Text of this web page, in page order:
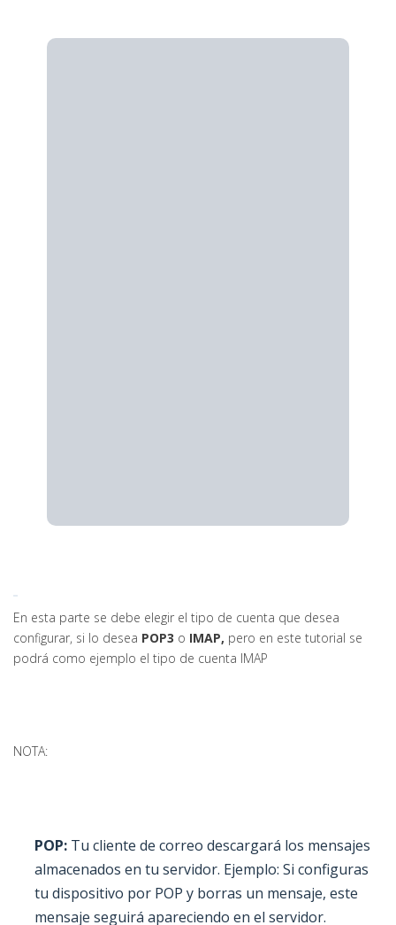
En esta parte se debe elegir el tipo de cuenta que desea
configurar, si lo desea POP3 o IMAP, pero en este tutorial se
podrá como ejemplo el tipo de cuenta IMAP
NOTA:
POP: Tu cliente de correo descargará los mensajes
almacenados en tu servidor. Ejemplo: Si configuras
tu dispositivo por POP y borras un mensaje, este
mensaje seguirá apareciendo en el servidor.